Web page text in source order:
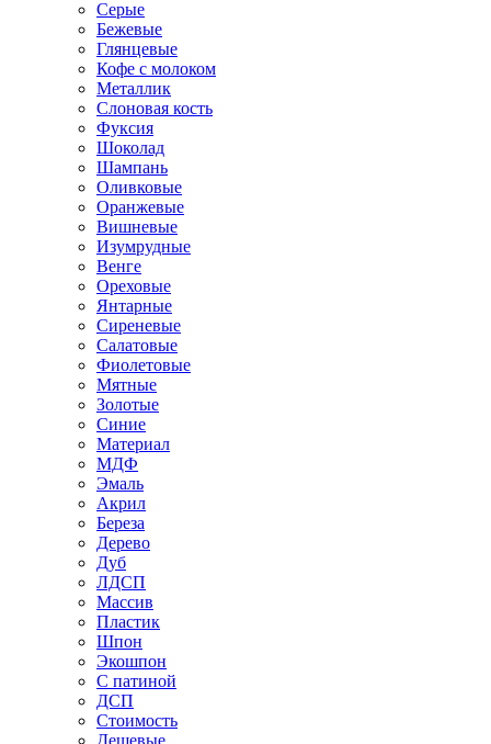
Серые
Бежевые
Глянцевые
Кофе с молоком
Металлик
Слоновая кость
Фуксия
Шоколад
Шампань
Оливковые
Оранжевые
Вишневые
Изумрудные
Венге
Ореховые
Янтарные
Сиреневые
Салатовые
Фиолетовые
Мятные
Золотые
Синие
Материал
МДФ
Эмаль
Акрил
Береза
Дерево
Дуб
ЛДСП
Массив
Пластик
Шпон
Экошпон
С патиной
ДСП
Стоимость
Дешевые